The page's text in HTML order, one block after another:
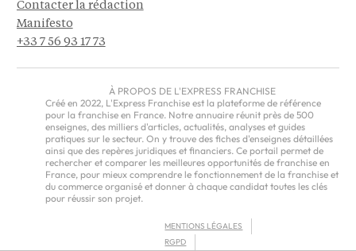
Contacter la rédaction
Manifesto
+33 7 56 93 17 73
À PROPOS DE L'EXPRESS FRANCHISE
Créé en 2022, L'Express Franchise est la plateforme de référence
pour la franchise en France. Notre annuaire réunit près de 500
enseignes, des milliers d'articles, actualités, analyses et guides
pratiques sur le secteur. On y trouve des fiches d'enseignes détaillées
ainsi que des repères juridiques et financiers. Ce portail permet de
rechercher et comparer les meilleures opportunités de franchise en
France, pour mieux comprendre le fonctionnement de la franchise et
du commerce organisé et donner à chaque candidat toutes les clés
pour réussir son projet.
MENTIONS LÉGALES
RGPD